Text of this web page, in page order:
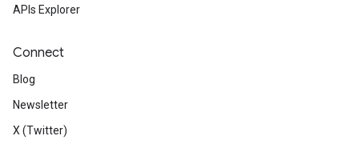
APIs Explorer
Connect
Blog
Newsletter
X (Twitter)